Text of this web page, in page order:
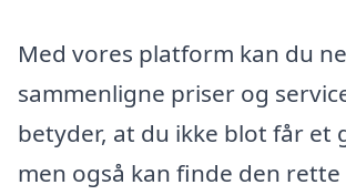
Med vores platform kan du
sammenligne priser og
betyder, at du ikke blot får et
men også kan finde den